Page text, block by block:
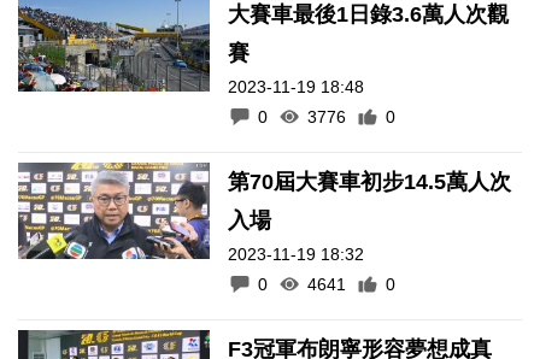
大賽車最後1日錄3.6萬人次觀
賽
2023-11-19 18:48
0
3776 0
第70屆大賽車初步14.5萬人次
入場
2023-11-19 18:32
0
4641 0
F3冠軍布朗寧形容夢想成真